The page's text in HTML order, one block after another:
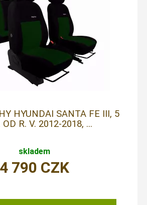
HYUNDAI SANTA FE III, 5
OD R. V. 2012-2018, ...
skladem
4 790 CZK